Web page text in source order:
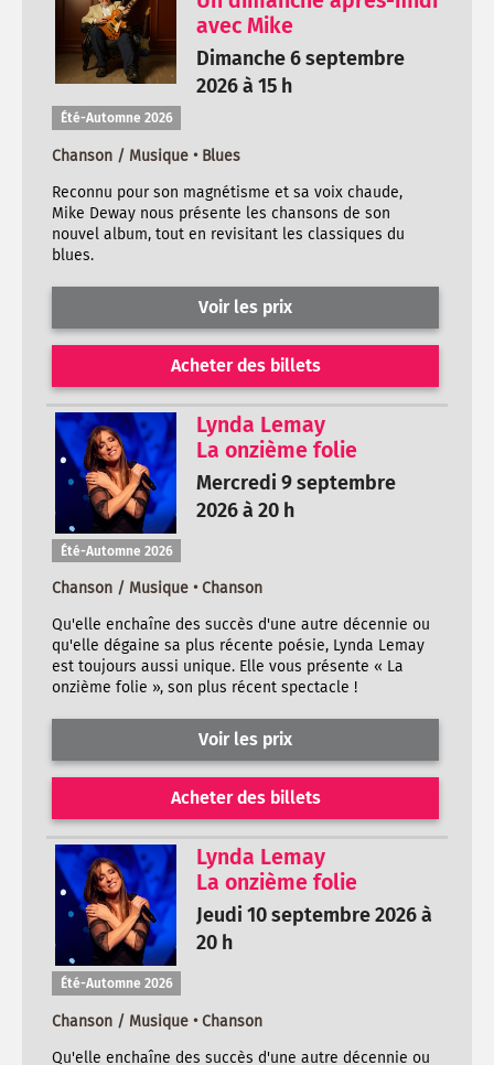
avec Mike
Dimanche 6 septembre
2026 à 15 h
Été-Automne 2026
Chanson / Musique • Blues
Reconnu pour son magnétisme et sa voix chaude,
Mike Deway nous présente les chansons de son
nouvel album, tout en revisitant les classiques du
blues.
Voir les prix
Acheter des billets
Lynda Lemay
La onzième folie
Mercredi 9 septembre
2026 à 20 h
Été-Automne 2026
Chanson / Musique • Chanson
Qu'elle enchaîne des succès d'une autre décennie ou
qu'elle dégaine sa plus récente poésie, Lynda Lemay
est toujours aussi unique. Elle vous présente « La
onzième folie », son plus récent spectacle !
Voir les prix
Acheter des billets
Lynda Lemay
La onzième folie
Jeudi 10 septembre 2026 à
20 h
Été-Automne 2026
Chanson / Musique • Chanson
Qu'elle enchaîne des succès d'une autre décennie ou